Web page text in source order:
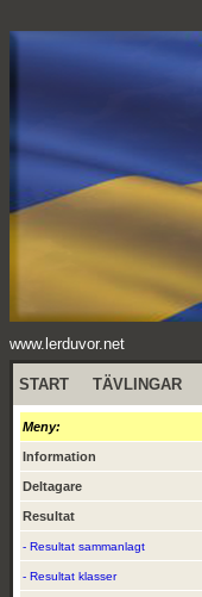
www.lerduvor.net
START TÄVLINGAR
Meny:
Information
Deltagare
Resultat
- Resultat sammanlagt
- Resultat klasser